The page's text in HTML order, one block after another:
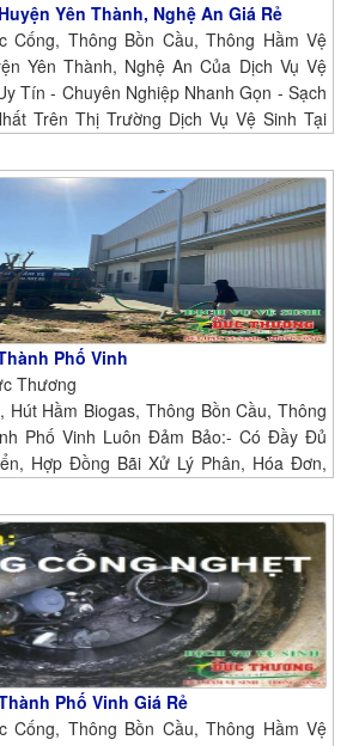
Yên Thành, Nghệ An Giá Rẻ
Cống, Thông Bồn Cầu, Thông Hầm Vệ
Yên Thành, Nghệ An Của Dịch Vụ Vệ
Tín - Chuyên Nghiệp Nhanh Gọn - Sạch
Trên Thị Trường Dịch Vụ Vệ Sinh Tại
Phố Vinh
Thương
Hút Hầm Biogas, Thông Bồn Cầu, Thông
Phố Vinh Luôn Đảm Bảo:- Có Đầy Đủ
Hợp Đồng Bãi Xử Lý Phân, Hóa Đơn,
Trợ Chuyên Dụng, Chuyên Nhành Giúp
- Sạch - Hiệu Quả - Giá Thành Rẻ.
Phố Vinh Giá Rẻ
Cống, Thông Bồn Cầu, Thông Hầm Vệ